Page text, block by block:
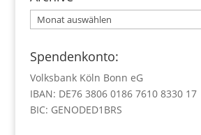
Archive
Spendenkonto:
Volksbank Köln Bonn eG
IBAN: DE76 3806 0186 7610 8330 17
BIC: GENODED1BRS